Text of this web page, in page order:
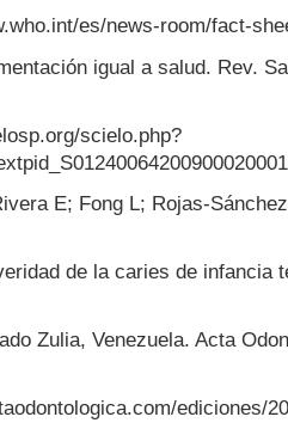
es/news-room/fact-
igual a salud. Rev.
scielo.php?
E; Fong L; Rojas-
de la caries de infancia
Zulia, Venezuela. Acta
ediciones/